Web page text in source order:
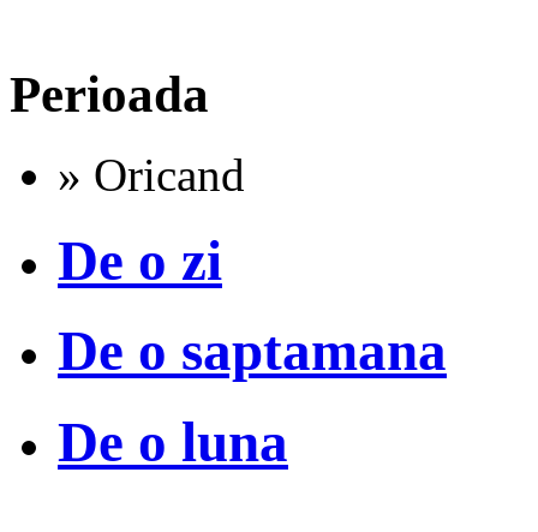
Perioada
» Oricand
De o zi
De o saptamana
De o luna